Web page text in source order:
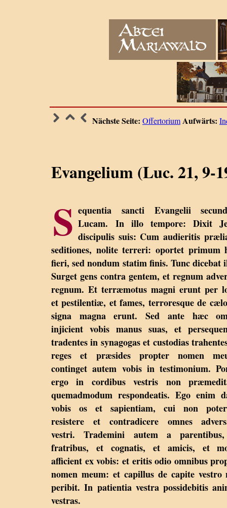
Nächste Seite: OffertoriumAufwärts:
Evangelium (Luc. 21, 9-
S equentia sancti Evangelii
Lucam. In illo tempore: Dixit
discipulis suis: Cum audieritis
seditiones, nolite terreri: oportet primum
fieri, sed nondum statim finis. Tunc dicebat
Surget gens contra gentem, et regnum
regnum. Et terræmotus magni erunt per
et pestilentiæ, et fames, terroresque de
signa magna erunt. Sed ante hæc
injicient vobis manus suas, et
tradentes in synagogas et custodias
reges et præsides propter nomen
continget autem vobis in testimonium.
ergo in cordibus vestris non
quemadmodum respondeatis. Ego enim
vobis os et sapientiam, cui non
resistere et contradicere omnes
vestri. Trademini autem a
fratribus, et cognatis, et amicis, et
afficient ex vobis: et eritis odio omnibus
nomen meum: et capillus de capite vestro
peribit. In patientia vestra possidebitis
vestras.